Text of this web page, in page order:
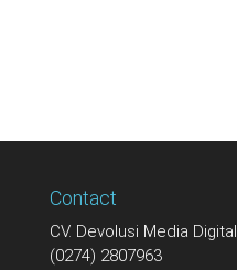
Contact
CV. Devolusi Media Digital
(0274) 2807963